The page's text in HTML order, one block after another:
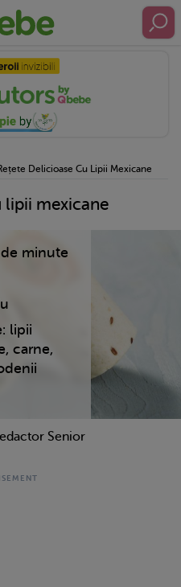
Delicioase Cu Lipii Mexicane
lipii mexicane
minute
lipii
carne,
Senior